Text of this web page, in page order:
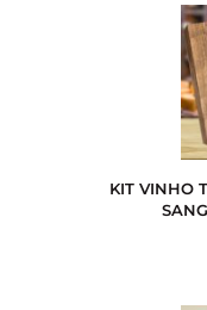
KIT VINHO